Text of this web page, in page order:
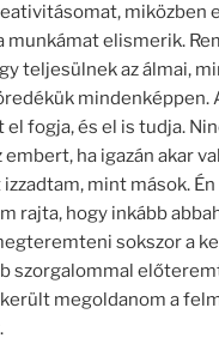
miközben
munkámat elismerik.
teljesülnek az álmai,
mindenképpen.
el fogja, és el is tudja.
embert, ha igazán akar
mint mások. Én
rajta, hogy inkább
sokszor a
szorgalommal
megoldanom a